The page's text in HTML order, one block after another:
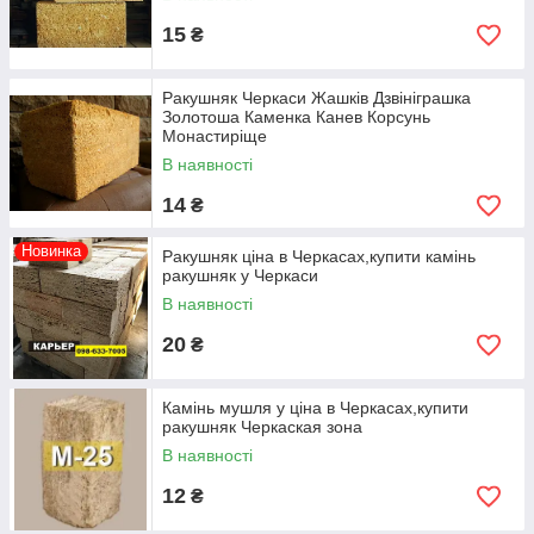
15 ₴
Ракушняк Черкаси Жашків Дзвініграшка
Золотоша Каменка Канев Корсунь
Монастиріще
В наявності
14 ₴
Новинка
Ракушняк ціна в Черкасах,купити камінь
ракушняк у Черкаси
В наявності
20 ₴
Камінь мушля у ціна в Черкасах,купити
ракушняк Черкаская зона
В наявності
12 ₴